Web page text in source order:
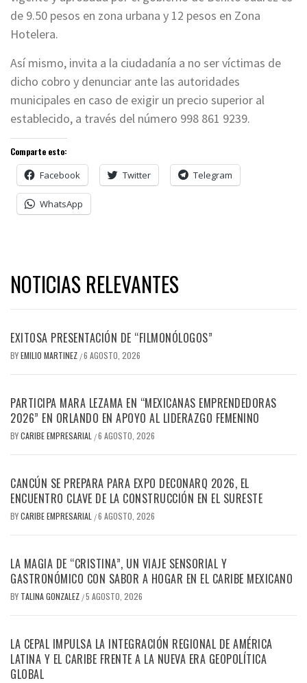
de 9.50 pesos en zona urbana y 12 pesos en Zona
Hotelera.
Así mismo, invita a la ciudadanía a no ser víctimas de
dicho cobro y denunciar ante las autoridades
municipales en caso de exigir un precio superior al
establecido, a través del número 998 861 9239.
Comparte esto:
Facebook Twitter Telegram
WhatsApp
NOTICIAS RELEVANTES
EXITOSA PRESENTACIÓN DE “FILMONÓLOGOS”
BYEMILIO MARTINEZ /6 AGOSTO, 2026
PARTICIPA MARA LEZAMA EN “MEXICANAS EMPRENDEDORAS
2026” EN ORLANDO EN APOYO AL LIDERAZGO FEMENINO
BYCARIBE EMPRESARIAL /6 AGOSTO, 2026
CANCÚN SE PREPARA PARA EXPO DECONARQ 2026, EL
ENCUENTRO CLAVE DE LA CONSTRUCCIÓN EN EL SURESTE
BYCARIBE EMPRESARIAL /6 AGOSTO, 2026
LA MAGIA DE “CRISTINA”, UN VIAJE SENSORIAL Y
GASTRONÓMICO CON SABOR A HOGAR EN EL CARIBE MEXICANO
BY TALINA GONZALEZ /5 AGOSTO, 2026
LA CEPAL IMPULSA LA INTEGRACIÓN REGIONAL DE AMÉRICA
LATINA Y EL CARIBE FRENTE A LA NUEVA ERA GEOPOLÍTICA
GLOBAL